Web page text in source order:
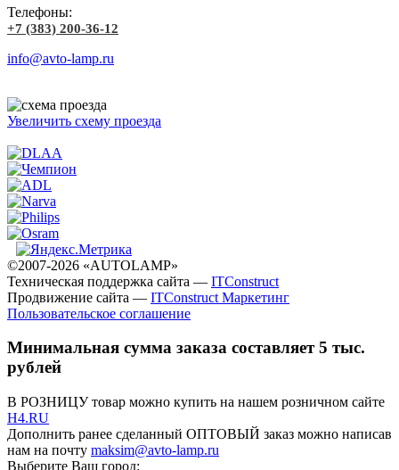
Телефоны:
+7 (383) 200-36-12
info@avto-lamp.ru
Увеличить схему проезда
©2007-2026 «AUTOLAMP»
Техническая поддержка сайта — ITConstruct
Продвижение сайта — ITConstruct Маркетинг
Пользовательское соглашение
Минимальная сумма заказа составляет 5 тыс.
рублей
В РОЗНИЦУ товар можно купить на нашем розничном сайте
H4.RU
Дополнить ранее сделанный ОПТОВЫЙ заказ можно написав
нам на почту maksim@avto-lamp.ru
Выберите Ваш город: